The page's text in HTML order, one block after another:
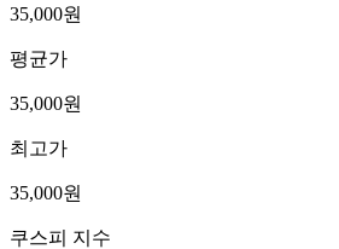
35,000원
평균가
35,000원
최고가
35,000원
쿠스피 지수